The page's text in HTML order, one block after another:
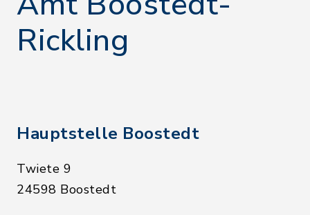
Rickling
Hauptstelle Boostedt
Twiete 9
24598 Boostedt